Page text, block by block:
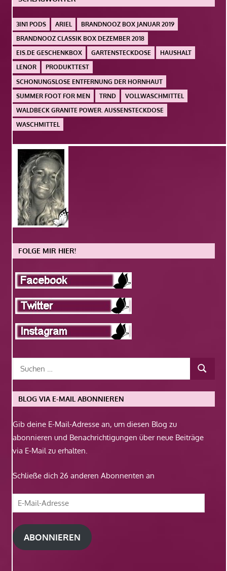
3IN1 PODS ARIEL
BRANDNOOZ BOX JANUAR 2019
BRANDNOOZ CLASSIK BOX DEZEMBER 2018
EIS.DE GESCHENKBOX
GARTENSTECKDOSE
HAUSHALT
LENOR
PRODUKTTEST
SCHONUNGSLOSE ENTFERNUNG DER HORNHAUT
SUMMER FOOT FOR MEN
TRND
VOLLWASCHMITTEL
WALDBECK GRANITE POWER. AUSSENSTECKDOSE
WASCHMITTEL
FOLGE MIR HIER!
BLOG VIA E-MAIL ABONNIEREN
Gib deine E-Mail-Adresse an, um diesen Blog zu
abonnieren und Benachrichtigungen über neue Beiträge
via E-Mail zu erhalten.
Schließe dich 26 anderen Abonnenten an
E-
Mail-
Adresse
ABONNIEREN